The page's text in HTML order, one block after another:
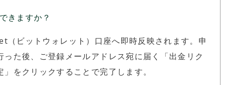
きますか？
ビットウォレット）口座へ即時反映されます。申
た後、ご登録メールアドレス宛に届く「出金リク
をクリックすることで完了します。